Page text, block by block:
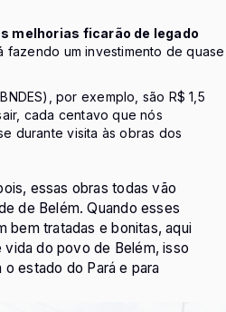
melhorias ficarão de legado
um investimento de quase
por exemplo, são R$ 1,5
cada centavo que nós
durante visita às obras dos
essas obras todas vão
de Belém. Quando esses
bem tratadas e bonitas, aqui
vida do povo de Belém, isso
estado do Pará e para